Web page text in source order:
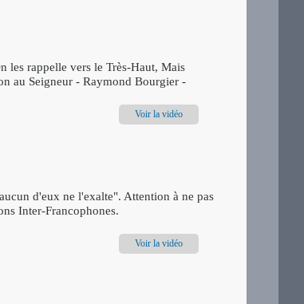
les rappelle vers le Très-Haut, Mais
au Seigneur - Raymond Bourgier -
Voir la vidéo
d'eux ne l'exalte". Attention à ne pas
Inter-Francophones.
Voir la vidéo